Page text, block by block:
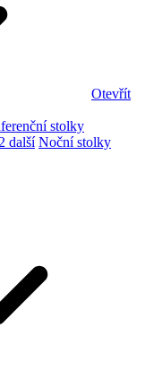
Otevřít
stolky
další Noční stolky